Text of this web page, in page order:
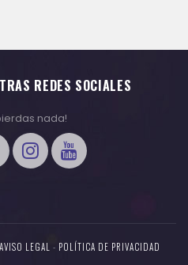
REDES SOCIALES
nada!
AVISO LEGAL - POLÍTICA DE PRIVACIDAD